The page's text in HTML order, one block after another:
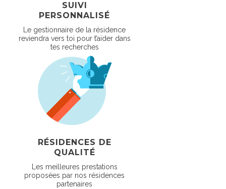
SUIVI
PERSONNALISÉ
Le gestionnaire de la résidence
reviendra vers toi pour t’aider dans
tes recherches
RÉSIDENCES DE
QUALITÉ
Les meilleures prestations
proposées par nos résidences
partenaires